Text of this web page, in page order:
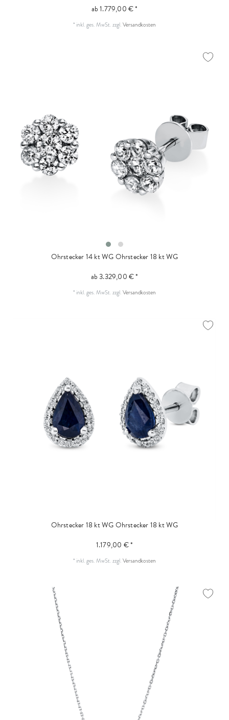
ab 1.779,00 € *
* inkl. ges. MwSt.zzgl.Versandkosten
Ohrstecker 14 kt WGOhrstecker 18 kt WG
ab 3.329,00 € *
* inkl. ges. MwSt.zzgl.Versandkosten
Ohrstecker 18 kt WGOhrstecker 18 kt WG
1.179,00 € *
* inkl. ges. MwSt.zzgl.Versandkosten